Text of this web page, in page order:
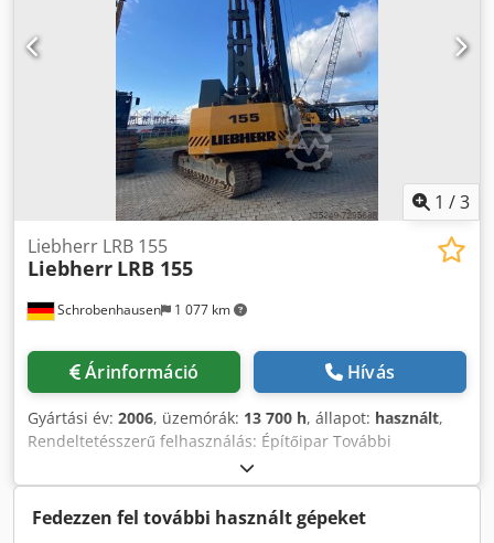
1 /3
Schrobenhausen 1 077 km
Liebherr LRB 155
Liebherr LRB 155
Árinformáció Hívás
Gyártási év: 2006, üzemórák: 13 700 h, állapot: használt,
Rendeltetésszerű felhasználás: Építőipar További
információért forduljon Mohamad Fattah Ahmadhoz.
Dsdpfxeh Ty Aks Af Ajkr LIEBHERR LRB 155 a Juntan
Hammer HHK 5/7-gyel További információ kérésre,
jelenlegi telephelye M2 GmbH Wilhelmshaven! Juntan
Fedezzen fel további használt gépeket